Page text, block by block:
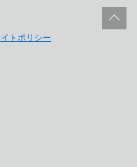
トポリシー